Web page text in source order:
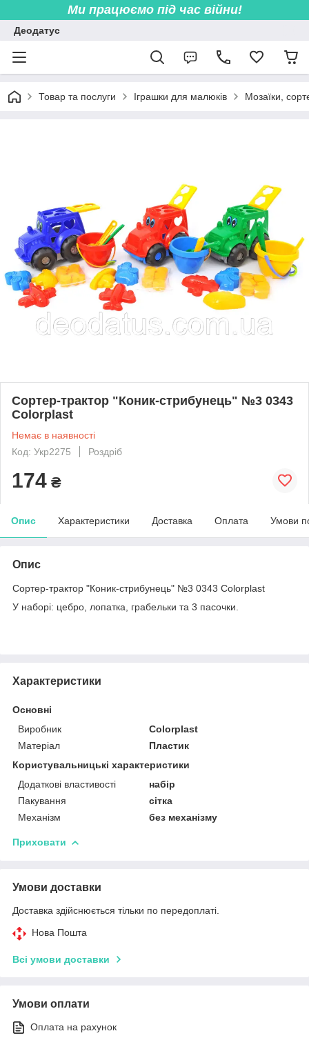
Ми працюємо під час війни!
Деодатус
Товар та послуги Іграшки для малюків Мозаїки,
Сортер-трактор "Коник-стрибунець" №3 0343
Colorplast
Немає в наявності
Код: Укр2275
Роздріб
174 ₴
Опис Характеристики Доставка Оплата Умови
Опис
Сортер-трактор "Коник-стрибунець" №3 0343 Colorplast
У наборі: цебро, лопатка, грабельки та 3 пасочки.
Характеристики
Основні
Виробник
Colorplast
Матеріал
Пластик
Користувальницькі характеристики
Додаткові властивості
набір
Пакування
сітка
Механізм
без механізму
Приховати
Умови доставки
Доставка здійснюється тільки по передоплаті.
Нова Пошта
Всі умови доставки
Умови оплати
Оплата на рахунок